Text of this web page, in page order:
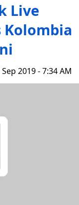
Live
Kolombia
2019 - 7:34 AM